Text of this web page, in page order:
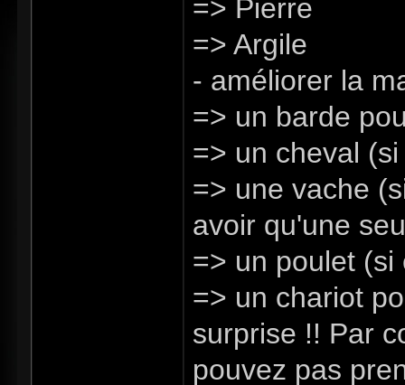
=> Pierre
=> Argile
- améliorer la
=> un barde
=> un cheval
=> une vache
avoir qu'une
=> un poulet
=> un chariot
surprise !! Par
pouvez pas